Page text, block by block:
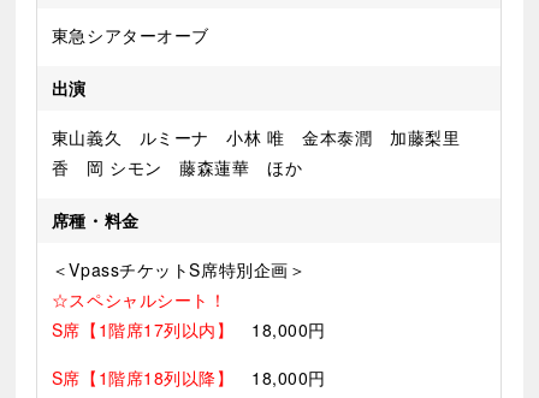
東急シアターオーブ
出演
東山義久 ルミーナ 小林 唯 金本泰潤 加藤梨里
香 岡 シモン 藤森蓮華 ほか
席種・料金
＜VpassチケットS席特別企画＞
☆スペシャルシート！
S席【1階席17列以内】
18,000円
S席【1階席18列以降】
18,000円